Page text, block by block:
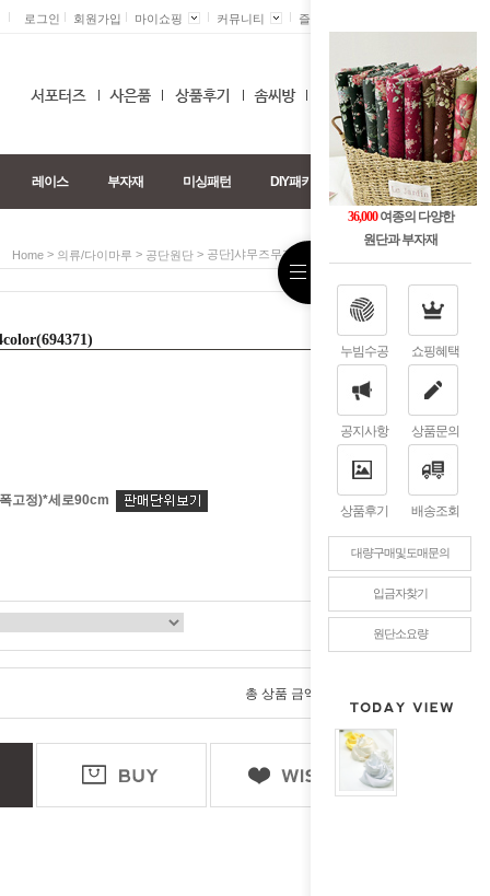
36,000여종의 다양한
원단과 부자재
누빔수공 쇼핑혜택
공지사항 상품문의
상품후기 배송조회
대량구매및도매문의
입금자찾기
원단소요량
로그인 회원가입 마이쇼핑 커뮤니티 즐겨찾기 +
0
레이스 부자재 미싱패턴 DIY패키지
Home > 의류/다이마루 > 공단원단 > 공단]샤무즈무지-화이트계4color(694371)
고정)*세로90cm
총 상품 금액